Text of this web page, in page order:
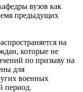
вузов как
предыдущих
на
которые не
по призыву на
для
военных
период.